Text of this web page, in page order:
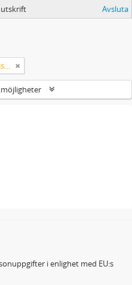
utskrift Avsluta
Agnes Hammarskjöld. Hyllningsadresser på 60-årsdagen
i enlighet med EU:s